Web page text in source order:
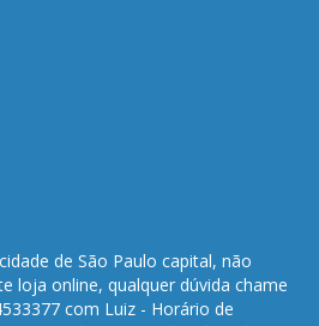
de São Paulo capital, não
loja online, qualquer dúvida chame
com Luiz - Horário de